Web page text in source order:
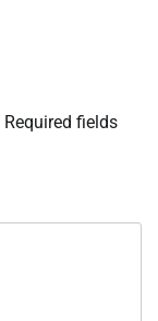
Required fields